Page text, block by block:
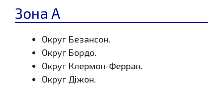
Зона A
Округ Безансон.
Округ Бордо.
Округ Клермон-Ферран.
Округ Діжон.